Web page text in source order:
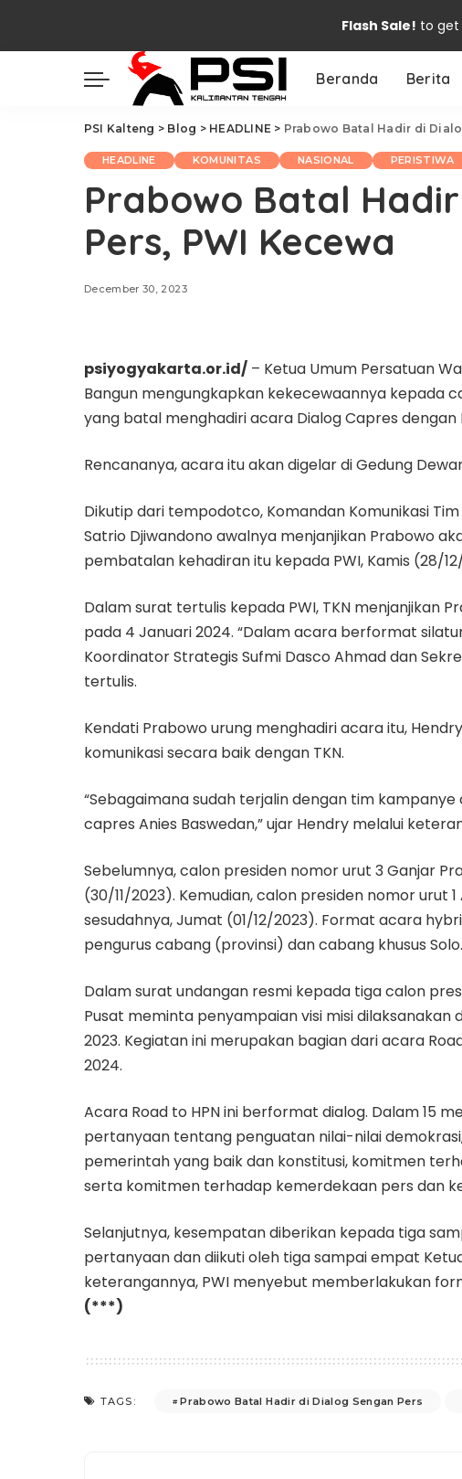
Flash Sale! to get
Beranda Berita
PSI Kalteng > Blog > HEADLINE > Prabowo Batal Hadir di
HEADLINE KOMUNITAS NASIONAL PERISTIWA
Prabowo Batal
Pers, PWI Kecewa
December 30, 2023
psiyogyakarta.or.id/ – Ketua Umum Persatuan
Bangun mengungkapkan kekecewaannya kepada
yang batal menghadiri acara Dialog Capres dengan
Rencananya, acara itu akan digelar di Gedung
Dikutip dari tempodotco, Komandan Komunikasi
Satrio Djiwandono awalnya menjanjikan Prabowo
pembatalan kehadiran itu kepada PWI, Kamis (28/
Dalam surat tertulis kepada PWI, TKN menjanjikan
pada 4 Januari 2024. “Dalam acara berformat
Koordinator Strategis Sufmi Dasco Ahmad dan
tertulis.
Kendati Prabowo urung menghadiri acara itu,
komunikasi secara baik dengan TKN.
“Sebagaimana sudah terjalin dengan tim
capres Anies Baswedan,” ujar Hendry melalui
Sebelumnya, calon presiden nomor urut 3 Ganjar
(30/11/2023). Kemudian, calon presiden nomor urut
sesudahnya, Jumat (01/12/2023). Format acara
pengurus cabang (provinsi) dan cabang khusus Solo.
Dalam surat undangan resmi kepada tiga calon
Pusat meminta penyampaian visi misi
2023. Kegiatan ini merupakan bagian dari acara
2024.
Acara Road to HPN ini berformat dialog. Dalam 15
pertanyaan tentang penguatan nilai-nilai
pemerintah yang baik dan konstitusi, komitmen
serta komitmen terhadap kemerdekaan pers dan
Selanjutnya, kesempatan diberikan kepada tiga
pertanyaan dan diikuti oleh tiga sampai empat
keterangannya, PWI menyebut memberlakukan
(***)
TAGS: Prabowo Batal Hadir di Dialog Sengan Pers